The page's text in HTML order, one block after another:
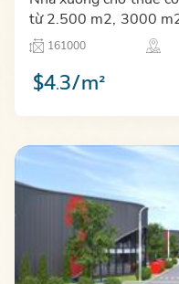
từ 2.500 m2, 3000
8.000 m2, 10.000 m2
phòng và hệ thống…
161000
$4.3/m²